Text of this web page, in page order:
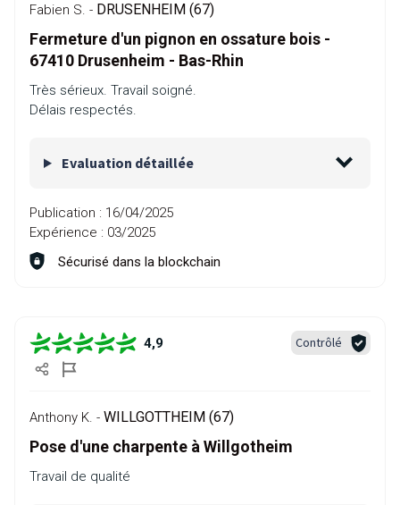
Fabien S. - DRUSENHEIM (67)
Fermeture d'un pignon en ossature bois -
67410 Drusenheim - Bas-Rhin
Très sérieux. Travail soigné.
Délais respectés.
Evaluation détaillée
Publication : 16/04/2025
Expérience : 03/2025
Sécurisé dans la blockchain
4,9 Contrôlé
Anthony K. - WILLGOTTHEIM (67)
Pose d'une charpente à Willgotheim
Travail de qualité